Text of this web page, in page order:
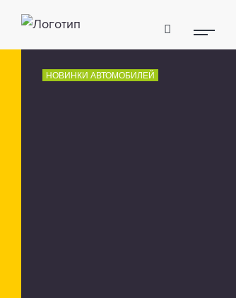
НОВИНКИ АВТОМОБИЛЕЙ